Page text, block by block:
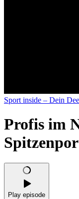
Sport inside – Dein
Profis im
Play episode